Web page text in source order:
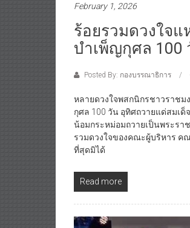
ร้อยรวมดวงใจ
บำเพ็ญกุศล
หลายดวงใจพสกนิกรชาวราช
กุศล 100 วัน อุทิศถวายแด่สมเ
น้อมกระหม่อมถวายเป็นพระรา
รวมดวงใจของคณะผู้บริหาร
ที่สุดมิได้
Read more